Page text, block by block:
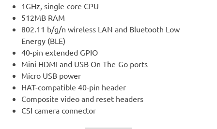
1GHz, single-core CPU
512MB RAM
802.11 b/g/n wireless LAN and Bluetooth Low
Energy (BLE)
40-pin extended GPIO
Mini HDMI and USB On-The-Go ports
Micro USB power
HAT-compatible 40-pin header
Composite video and reset headers
CSI camera connector